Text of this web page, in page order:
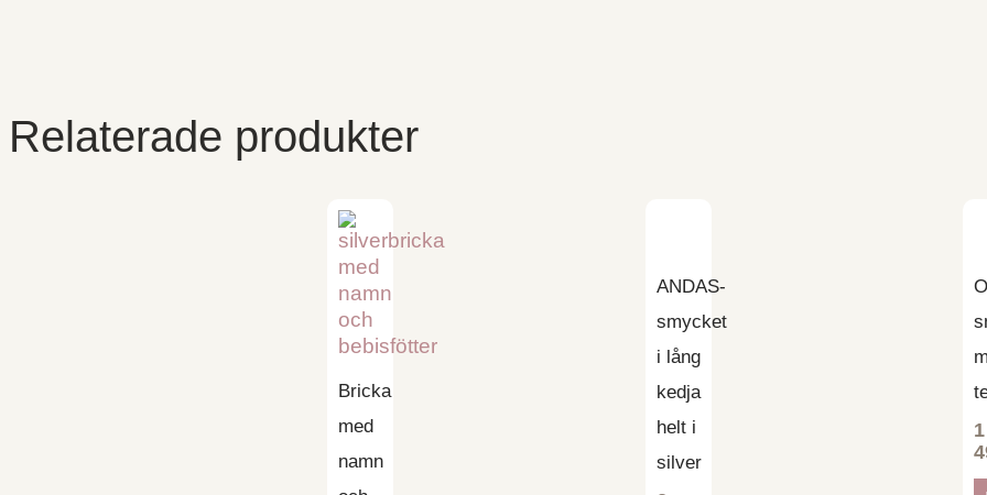
Relaterade produkter
Bricka
med
namn
ANDAS-
smycket
i lång
kedja
helt i
silver
1